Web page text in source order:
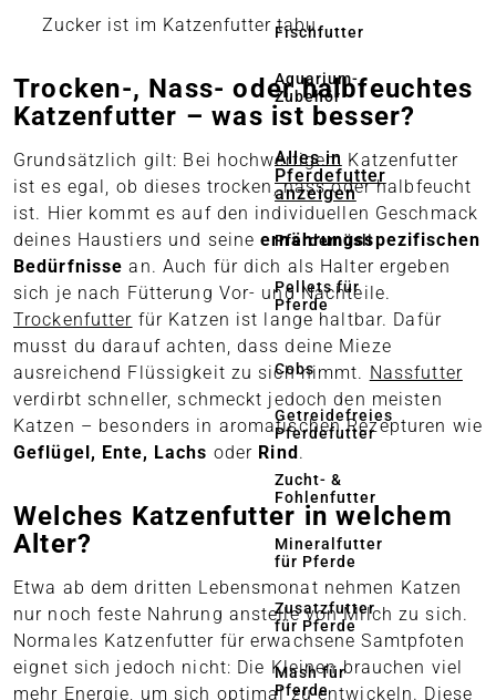
Fischfutter
Aquarium-
Zubehör
Alles in
Pferdefutter
anzeigen
Pferdemüsli
Pellets für
Pferde
Cobs
Getreidefreies
Pferdefutter
Zucht- &
Fohlenfutter
Mineralfutter
für Pferde
Zusatzfutter
für Pferde
Mash für
Pferde
Zucker ist im Katzenfutter tabu.
Trocken-, Nass- oder halbfeuchtes
Katzenfutter – was ist besser?
Grundsätzlich gilt: Bei hochwertigem Katzenfutter
ist es egal, ob dieses trocken, nass oder halbfeucht
ist. Hier kommt es auf den individuellen Geschmack
deines Haustiers und seineernährungsspezifischen
Bedürfnisse an. Auch für dich als Halter ergeben
sich je nach Fütterung Vor- und Nachteile.
Trockenfutter für Katzen ist lange haltbar. Dafür
musst du darauf achten, dass deine Mieze
ausreichend Flüssigkeit zu sich nimmt. Nassfutter
verdirbt schneller, schmeckt jedoch den meisten
Katzen – besonders in aromatischen Rezepturen wie
Geflügel, Ente, Lachs oder Rind .
Welches Katzenfutter in welchem
Alter?
Etwa ab dem dritten Lebensmonat nehmen Katzen
nur noch feste Nahrung anstelle von Milch zu sich.
Normales Katzenfutter für erwachsene Samtpfoten
eignet sich jedoch nicht: Die Kleinen brauchen viel
mehr Energie, um sich optimal zu entwickeln. Diese